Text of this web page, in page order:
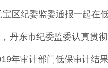
区纪委监委通报一起在
丹东市纪委监委认真贯
年审计部门低保审计结